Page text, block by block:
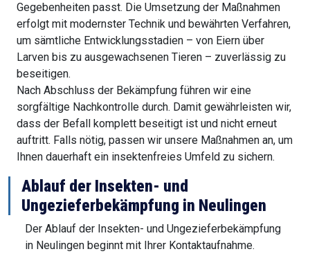
Gegebenheiten passt. Die Umsetzung der Maßnahmen
erfolgt mit modernster Technik und bewährten Verfahren,
um sämtliche Entwicklungsstadien – von Eiern über
Larven bis zu ausgewachsenen Tieren – zuverlässig zu
beseitigen.
Nach Abschluss der Bekämpfung führen wir eine
sorgfältige Nachkontrolle durch. Damit gewährleisten wir,
dass der Befall komplett beseitigt ist und nicht erneut
auftritt. Falls nötig, passen wir unsere Maßnahmen an, um
Ihnen dauerhaft ein insektenfreies Umfeld zu sichern.
Ablauf der Insekten- und
Ungezieferbekämpfung in Neulingen
Der Ablauf der Insekten- und Ungezieferbekämpfung
in Neulingen beginnt mit Ihrer Kontaktaufnahme.